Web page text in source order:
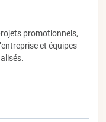
promotionnels,
et équipes